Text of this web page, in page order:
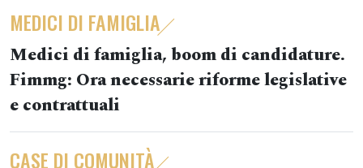
MEDICI DI FAMIGLIA
Medici di famiglia, boom di candidature.
Fimmg: Ora necessarie riforme legislative
e contrattuali
CASE DI COMUNITÀ